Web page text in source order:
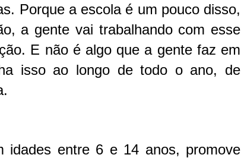
Porque a escola é um pouco disso,
a gente vai trabalhando com esse
E não é algo que a gente faz em
isso ao longo de todo o ano, de
idades entre 6 e 14 anos, promove